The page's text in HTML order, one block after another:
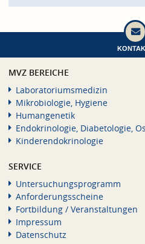
MVZ BEREICHE
Laboratoriumsmedizin
Mikrobiologie, Hygiene
Humangenetik
Endokrinologie, Diabetologie,
Kinderendokrinologie
SERVICE
Untersuchungsprogramm
Anforderungsscheine
Fortbildung / Veranstaltungen
Impressum
Datenschutz